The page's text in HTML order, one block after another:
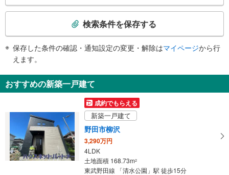
・改札内
その他
・点字テープ（券売機・手すり等）
・ＡＥＤ
検
知
を
け
る
・
条
検索条件を保存する
保存した条件の確認・通知設定の変更・解除はマイページから行
えます。
おすすめの新築一戸建て
成約でもらえる
新築一戸建て
野田市柳沢
3,290万円
4LDK
土地面積 168.73m2
東武野田線 「清水公園」駅 徒歩15分